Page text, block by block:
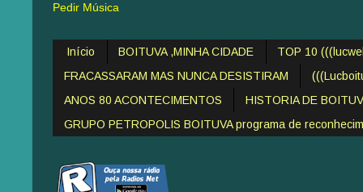
Pedir Música
Início BOITUVA ,MINHA CIDADE
TOP 10
FRACASSARAM MAS NUNCA DESISTIRAM
ANOS 80 ACONTECIMENTOS
HISTORIA DE
GRUPO PETROPOLIS BOITUVA programa de